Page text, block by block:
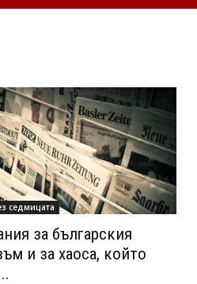
седмицата
за българския
и за хаоса, който